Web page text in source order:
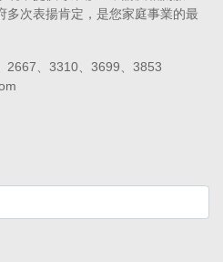
多次表揚肯定，是您家庭事業的最
2667、3310、3699、3853